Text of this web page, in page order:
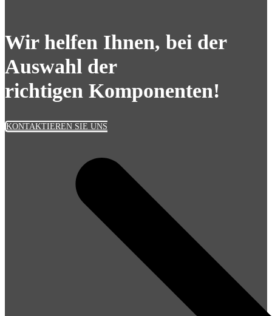
Wir helfen Ihnen, bei der
Auswahl der
richtigen Komponenten!
KONTAKTIEREN SIE UNS